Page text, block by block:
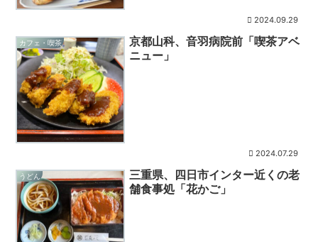
2024.09.29
カフェ・喫茶
京都山科、音羽病院前「喫茶アベ
ニュー」
2024.07.29
うどん
三重県、四日市インター近くの老
舗食事処「花かご」